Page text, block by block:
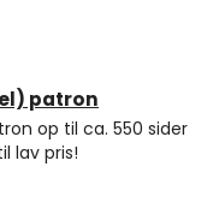
patron
op til ca. 550 sider
lav pris!